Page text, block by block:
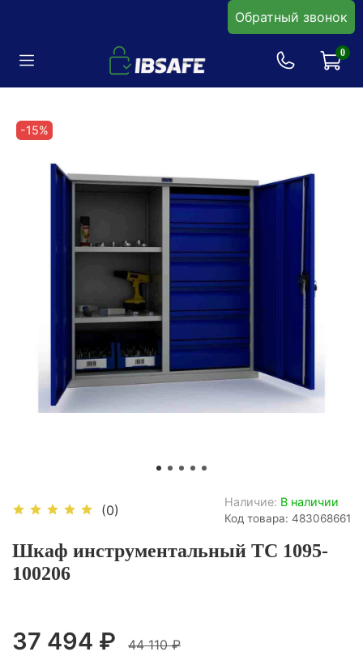
Обратный звонок
0
-15%
(0)
Наличие: В наличии
Код товара: 483068661
Шкаф инструментальный ТС 1095-
100206
37 494 ₽ 44 110 ₽